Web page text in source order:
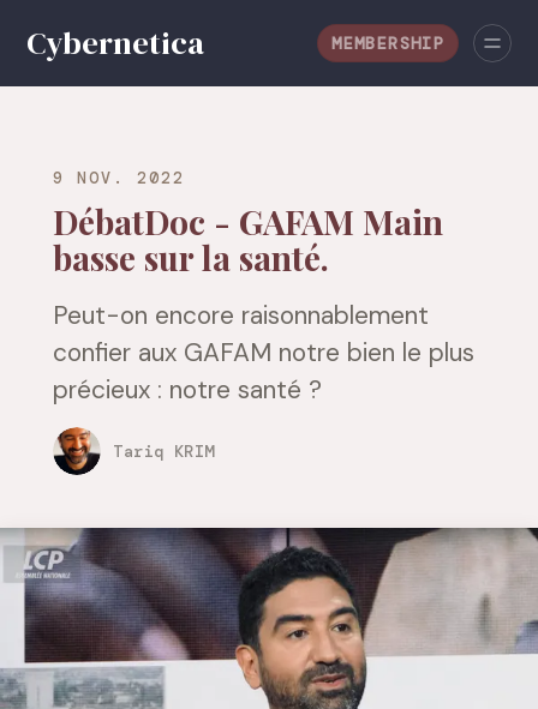
MEMBERSHIP
9 NOV. 2022
DébatDoc - GAFAM Main
basse sur la santé.
Peut-on encore raisonnablement
confier aux GAFAM notre bien le plus
précieux : notre santé ?
Tariq KRIM